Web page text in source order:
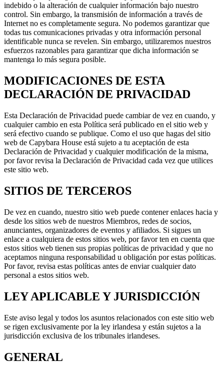
indebido o la alteración de cualquier información bajo nuestro
control. Sin embargo, la transmisión de información a través de
Internet no es completamente segura. No podemos garantizar que
todas tus comunicaciones privadas y otra información personal
identificable nunca se revelen. Sin embargo, utilizaremos nuestros
esfuerzos razonables para garantizar que dicha información se
mantenga lo más segura posible.
MODIFICACIONES DE ESTA
DECLARACIÓN DE PRIVACIDAD
Esta Declaración de Privacidad puede cambiar de vez en cuando, y
cualquier cambio en esta Política será publicado en el sitio web y
será efectivo cuando se publique. Como el uso que hagas del sitio
web de Capybara House está sujeto a tu aceptación de esta
Declaración de Privacidad y cualquier modificación de la misma,
por favor revisa la Declaración de Privacidad cada vez que utilices
este sitio web.
SITIOS DE TERCEROS
De vez en cuando, nuestro sitio web puede contener enlaces hacia y
desde los sitios web de nuestros Miembros, redes de socios,
anunciantes, organizadores de eventos y afiliados. Si sigues un
enlace a cualquiera de estos sitios web, por favor ten en cuenta que
estos sitios web tienen sus propias políticas de privacidad y que no
aceptamos ninguna responsabilidad u obligación por estas políticas.
Por favor, revisa estas políticas antes de enviar cualquier dato
personal a estos sitios web.
LEY APLICABLE Y JURISDICCIÓN
Este aviso legal y todos los asuntos relacionados con este sitio web
se rigen exclusivamente por la ley irlandesa y están sujetos a la
jurisdicción exclusiva de los tribunales irlandeses.
GENERAL